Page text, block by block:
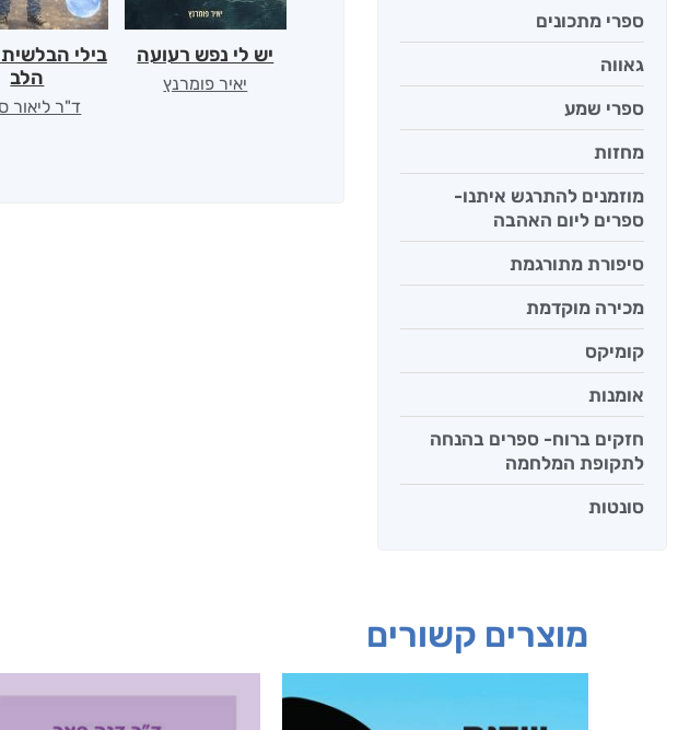
ספרי מתכונים
גאווה
ספרי שמע
מחזות
מוזמנים להתרגש איתנו-
ספרים ליום האהבה
סיפורת מתורגמת
מכירה מוקדמת
קומיקס
אומנות
חזקים ברוח- ספרים בהנחה
לתקופת המלחמה
סונטות
יש לי נפש רעועה
יאיר פומרנץ
בילי
הלב
ד"ר ליאור
מוצרים קשורים